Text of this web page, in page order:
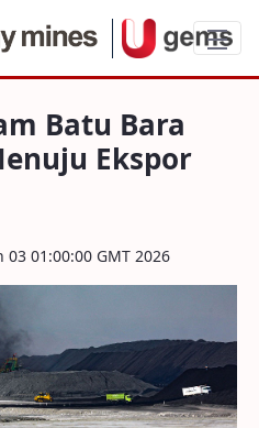
Bara Paling
Batu Bara
Ekspor
01:00:00 GMT 2026